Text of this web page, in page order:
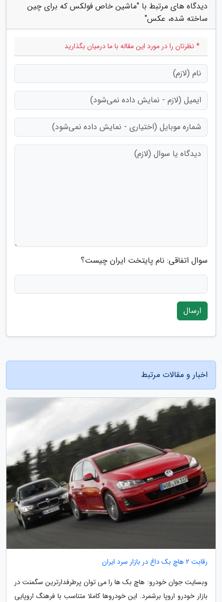
دیدگاه های مرتبط با "ماشین خاص فولکس که برای چین
ساخته شده، عکس"
* نظرتان را در مورد این مقاله با ما درمیان بگذارید
سوال اتفاقی: نام پایتخت ایران چیست؟
ارسال
اخبار و مقالات مرتبط
رقابت 2 هاچ بک داغ در بازار سرد ایران
وبسایت جوان خودرو: هاچ بک ها را می توان پرطرفدارترین سگمنت در
بازار خودرو اروپا برشمرد. این خودروها کاملا متناسب با فرهنگ اروپایی